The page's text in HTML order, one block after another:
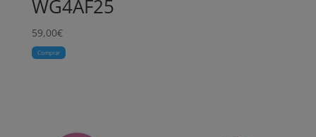
WG4AF25
59,00€
Comprar